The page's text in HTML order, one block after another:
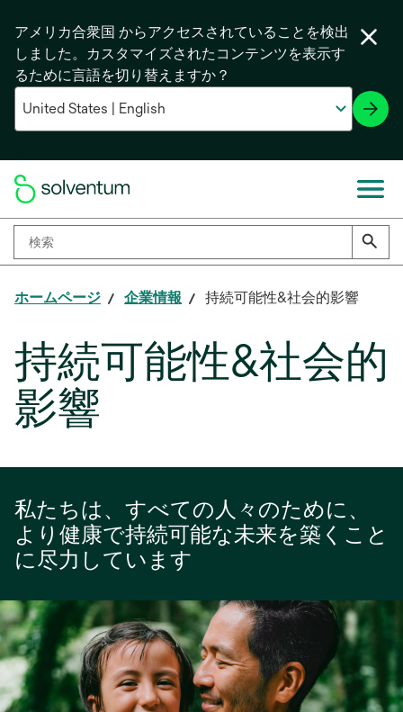
アメリカ合衆国 からアクセスされていることを検出
しました。カスタマイズされたコンテンツを表示す
るために言語を切り替えますか？
ホームページ 企業情報 持続可能性&社会的影響
持続可能性&社会的
影響
私たちは、すべての人々のために、
より健康で持続可能な未来を築くこと
に尽力しています